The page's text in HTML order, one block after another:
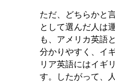
ただ、どちらかと
として選んだ人は
も、アメリカ英語
分かりやすく、イ
リア英語にはイギ
す。したがって、